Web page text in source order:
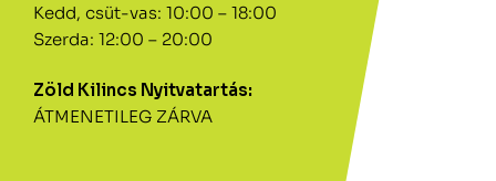
Kedd, csüt-vas: 10:00 – 18:00
Szerda: 12:00 – 20:00
Zöld Kilincs Nyitvatartás:
ÁTMENETILEG ZÁRVA